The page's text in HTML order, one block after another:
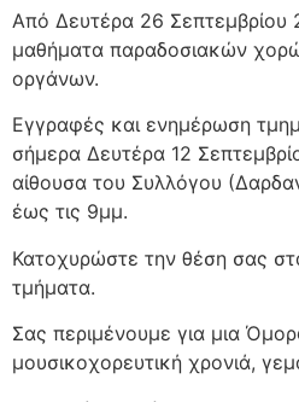
Από Δευτέρα 26 Σεπτεμβρίου
μαθήματα παραδοσιακών
οργάνων.
Εγγραφές και ενημέρωση
σήμερα Δευτέρα 12
αίθουσα του Συλλόγου
έως τις 9μμ.
Κατοχυρώστε την θέση σας
τμήματα.
Σας περιμένουμε για μια
μουσικοχορευτική χρονιά,